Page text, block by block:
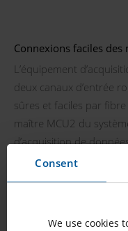
Consent
We use cookies
Connexions faciles des
L’équipement
deux canaux d’entrée
sûres et faciles par
maître MCU2 du
d’acquisition de